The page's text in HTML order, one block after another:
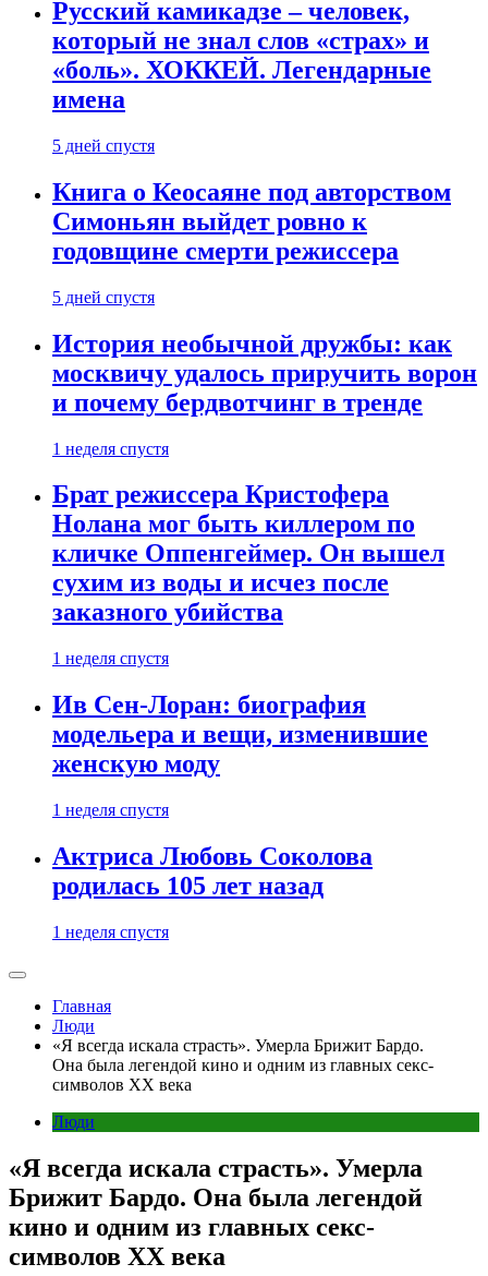
Русский камикадзе – человек,
который не знал слов «страх» и
«боль». ХОККЕЙ. Легендарные
имена
5 дней спустя
Книга о Кеосаяне под авторством
Симоньян выйдет ровно к
годовщине смерти режиссера
5 дней спустя
История необычной дружбы: как
москвичу удалось приручить ворон
и почему бердвотчинг в тренде
1 неделя спустя
Брат режиссера Кристофера
Нолана мог быть киллером по
кличке Оппенгеймер. Он вышел
сухим из воды и исчез после
заказного убийства
1 неделя спустя
Ив Сен-Лоран: биография
модельера и вещи, изменившие
женскую моду
1 неделя спустя
Актриса Любовь Соколова
родилась 105 лет назад
1 неделя спустя
Главная
Люди
«Я всегда искала страсть». Умерла Брижит Бардо.
Она была легендой кино и одним из главных секс-
символов ХХ века
Люди
«Я всегда искала страсть». Умерла
Брижит Бардо. Она была легендой
кино и одним из главных секс-
символов ХХ века